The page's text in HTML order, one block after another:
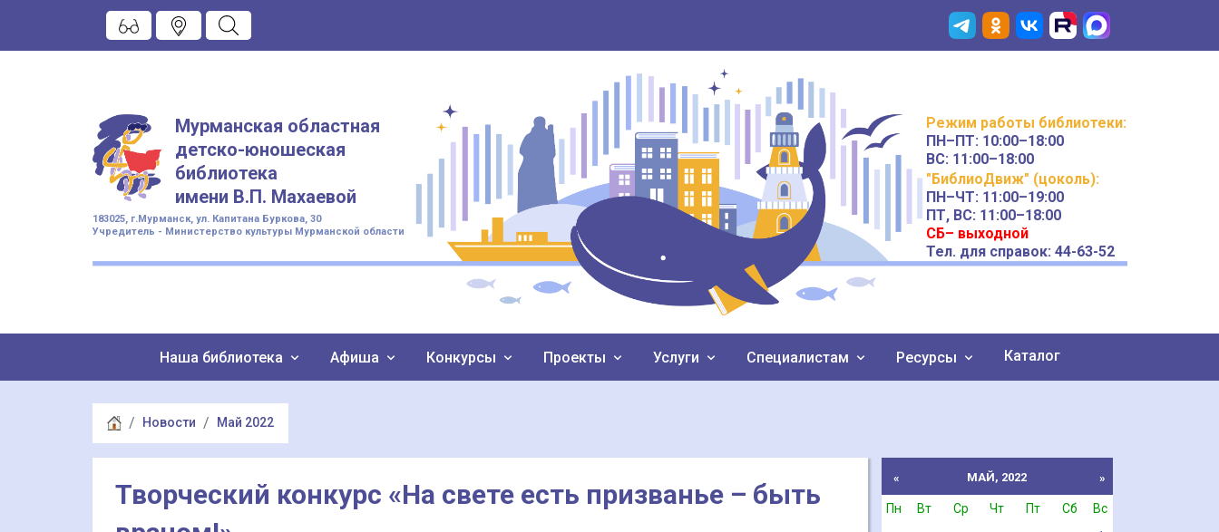
Мурманская областная
детско-юношеская
библиотека
имени В.П. Махаевой
183025, г.Мурманск, ул. Капитана Буркова, 30
Учредитель - Министерство культуры Мурманской области
Режим работы библиотеки:
ПН–ПТ: 10:00–18:00
ВС: 11:00–18:00
"БиблиоДвиж" (цоколь):
ПН–ЧТ: 11:00–19:00
ПТ, ВС: 11:00–18:00
СБ– выходной
Тел. для справок: 44-63-52
Наша библиотека Афиша Конкурсы Проекты Услуги Специалистам Ресурсы Каталог
Новости Май 2022
Творческий конкурс «На свете есть призванье – быть
« МАЙ, 2022 »
Пн Вт Ср Чт Пт Сб
Вс